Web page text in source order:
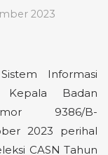
2023
Informasi
Badan
9386/B-
2023 perihal
CASN Tahun